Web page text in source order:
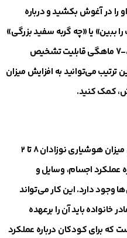
را در آغوش بکشید و درباره
ببین» یا «چه گربه سفید بزرگی»
با او صحبت کنید. از آنجا که بچه‌ها از 8-7 ماهگی قابلیت تشخیص
ترتیب می‌توانید به افزایش میزان
کمک کنید.
یکی دیگر از روش‌هایی که به افزایش میزان هوشیاری نوزادان ۸ تا ۲
عملکرد اجسام، وسایل و
وجود دارد. این کار می‌تواند
خانواده باید آن را برعهده
که برای کودکان درباره عملکرد